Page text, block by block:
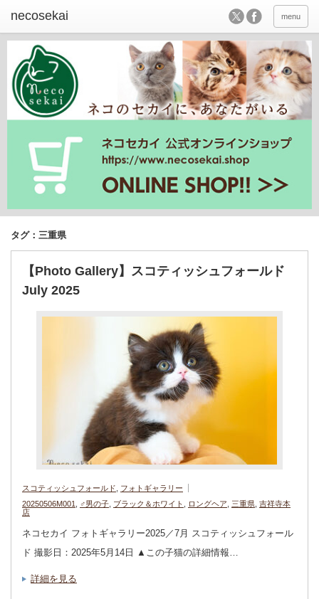
menu
タグ：三重県
【Photo Gallery】スコティッシュフォールド
July 2025
スコティッシュフォールド
フォトギャラリー
20250506M001
♂男の子 ブラック＆ホワイト ロングヘア 三重県 吉祥寺本
店
ネコセカイ フォトギャラリー2025／7月 スコティッシュフォール
ド 撮影日：2025年5月14日 ▲この子猫の詳細情報…
詳細を見る